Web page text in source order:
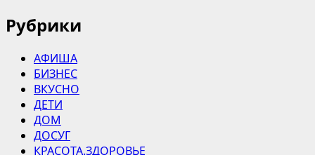
Рубрики
АФИША
БИЗНЕС
ВКУСНО
ДЕТИ
ДОМ
ДОСУГ
КРАСОТА.ЗДОРОВЬЕ